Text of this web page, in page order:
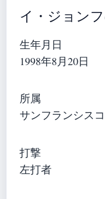
イ・ジョン
生年月日
1998年8月20日
所属
サンフランシス
打撃
左打者